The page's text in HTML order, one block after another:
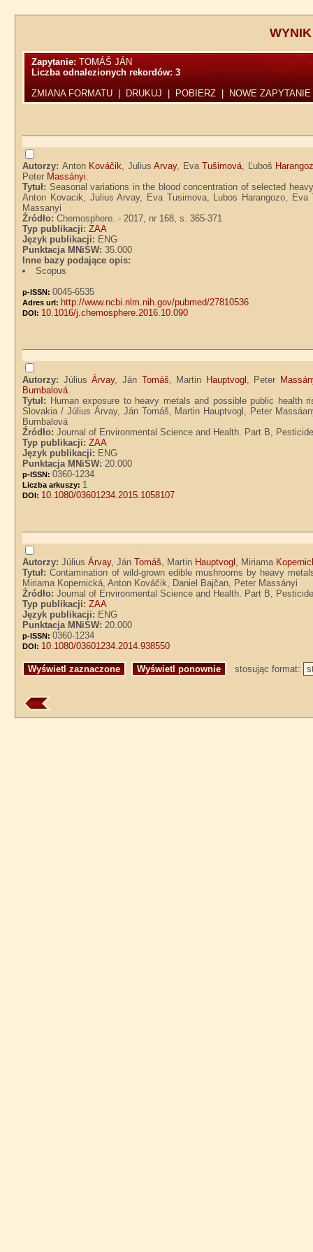
Zapytanie:TOMÁŠ JÁN
Liczba odnalezionych rekordów:3
ZMIANA FORMATU
DRUKUJ POBIERZ NOWE ZAPYTANIE
Autorzy: Anton Kováčik, JuliusArvay, EvaTušimová, Ľuboš
Peter Massányi.
Tytuł: Seasonal variations in the blood concentration of selected
Anton Kovacik, Julius Arvay, Eva Tusimova, Lubos Harangozo,
Massanyi
Źródło:Chemosphere. - 2017, nr 168, s. 365-371
Typ publikacji:ZAA
Język publikacji: ENG
Punktacja MNiSW:35.000
Inne bazy podające opis:
Scopus
p-ISSN:0045-6535
Adres url: http://www.ncbi.nlm.nih.gov/pubmed/27810536
DOI: 10.1016/j.chemosphere.2016.10.090
Autorzy: JúliusÁrvay, Ján Tomáš, Martin Hauptvogl , Peter
Bumbalová.
Tytuł: Human exposure to heavy metals and possible public health
Slovakia / Július Árvay, Ján Tomáš, Martin Hauptvogl, Peter
Bumbalová
Źródło:Journal of Environmental Science and Health. Part B,
Typ publikacji:ZAA
Język publikacji: ENG
Punktacja MNiSW:20.000
p-ISSN:0360-1234
Liczba arkuszy: 1
DOI: 10.1080/03601234.2015.1058107
Autorzy:JúliusÁrvay, JánTomáš, Martin Hauptvogl , Miriama
Tytuł:Contamination of wild-grown edible mushrooms by heavy
Miriama Kopernická, Anton Kováčik, Daniel Bajčan, Peter Massányi
Źródło:Journal of Environmental Science and Health. Part B,
Typ publikacji:ZAA
Język publikacji: ENG
Punktacja MNiSW:20.000
p-ISSN:0360-1234
DOI: 10.1080/03601234.2014.938550
stosując format: